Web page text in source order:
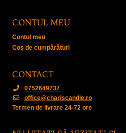
CONTUL MEU
Contul meu
Coș de cumpărături
CONTACT
0752649737
office@chariscandle.ro
Termen de livrare 24-72 ore